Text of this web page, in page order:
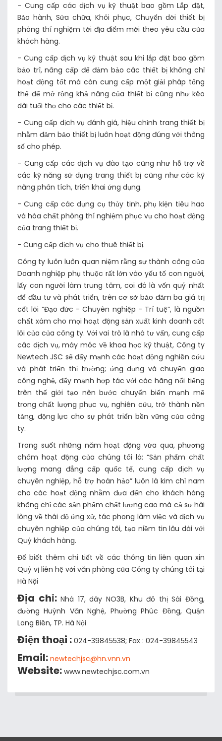
- Cung cấp các dịch vụ kỹ thuật bao gồm Lắp đặt,
Bảo hành, Sửa chữa, Khôi phục, Chuyển dời thiết bị
phòng thí nghiệm tới địa điểm mới theo yêu cầu của
khách hàng.
- Cung cấp dịch vụ kỹ thuật sau khi lắp đặt bao gồm
bảo trì, nâng cấp để đảm bảo các thiết bị không chỉ
hoạt động tốt mà còn cung cấp một giải pháp tổng
thể để mở rộng khả năng của thiết bị cũng như kéo
dài tuổi thọ cho các thiết bị.
- Cung cấp dịch vụ đánh giá, hiệu chỉnh trang thiết bị
nhằm đảm bảo thiết bị luôn hoạt động đúng với thông
số cho phép.
- Cung cấp các dịch vụ đào tạo cũng như hỗ trợ về
các kỹ năng sử dụng trang thiết bị cũng như các kỹ
năng phân tích, triển khai ứng dụng.
- Cung cấp các dụng cụ thủy tinh, phụ kiện tiêu hao
và hóa chất phòng thí nghiệm phục vụ cho hoạt động
của trang thiết bị.
- Cung cấp dịch vụ cho thuê thiết bị.
Công ty luôn luôn quan niệm rằng sự thành công của
Doanh nghiệp phụ thuộc rất lớn vào yếu tố con người,
lấy con người làm trung tâm, coi đó là vốn quý nhất
để đầu tư và phát triển, trên cơ sở bảo đảm ba giá trị
cốt lõi “Đạo đức - Chuyên nghiệp - Trí tuệ”, là nguồn
chất xám cho mọi hoạt động sản xuất kinh doanh cốt
lõi của của công ty. Với vai trò là nhà tư vấn, cung cấp
các dịch vụ, máy móc về khoa học kỹ thuật, Công ty
Newtech JSC sẽ đẩy mạnh các hoạt động nghiên cứu
và phát triển thị trường; ứng dụng và chuyển giao
công nghệ, đẩy mạnh hợp tác với các hãng nổi tiếng
trên thế giới tạo nên bước chuyển biến mạnh mẽ
trong chất lượng phục vụ, nghiên cứu, trở thành nền
tảng, động lực cho sự phát triển bền vững của công
ty.
Trong suốt những năm hoạt động vừa qua, phương
châm hoạt động của chúng tôi là: “Sản phẩm chất
lượng mang đẳng cấp quốc tế, cung cấp dịch vụ
chuyên nghiệp, hỗ trợ hoàn hảo” luôn là kim chỉ nam
cho các hoạt động nhằm đưa đến cho khách hàng
không chỉ các sản phẩm chất lượng cao mà cả sự hài
lòng về thái độ ứng xử, tác phong làm việc và dịch vụ
chuyên nghiệp của chúng tôi, tạo niềm tin lâu dài với
Quý khách hàng.
Để biết thêm chi tiết về các thông tin liên quan xin
Quý vị liên hệ với văn phòng của Công ty chúng tôi tại
Hà Nội
Địa chỉ:Nhà 17, dãy NO3B, Khu đô thị Sài Đồng,
đường Huỳnh Văn Nghệ, Phường Phúc Đồng, Quận
Long Biên, TP. Hà Nội
Điện thoại : 024-39845538; Fax : 024-39845543
Email: newtechjsc@hn.vnn.vn
Website: www.newtechjsc.com.vn